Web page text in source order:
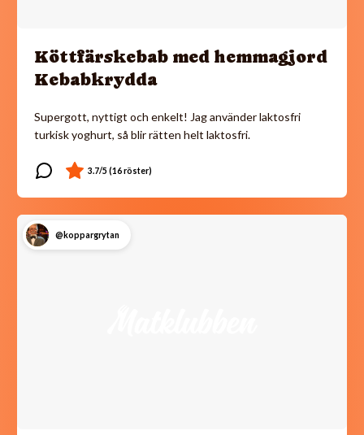
Köttfärskebab med hemmagjord
Kebabkrydda
Supergott, nyttigt och enkelt! Jag använder laktosfri
turkisk yoghurt, så blir rätten helt laktosfri.
@koppargrytan